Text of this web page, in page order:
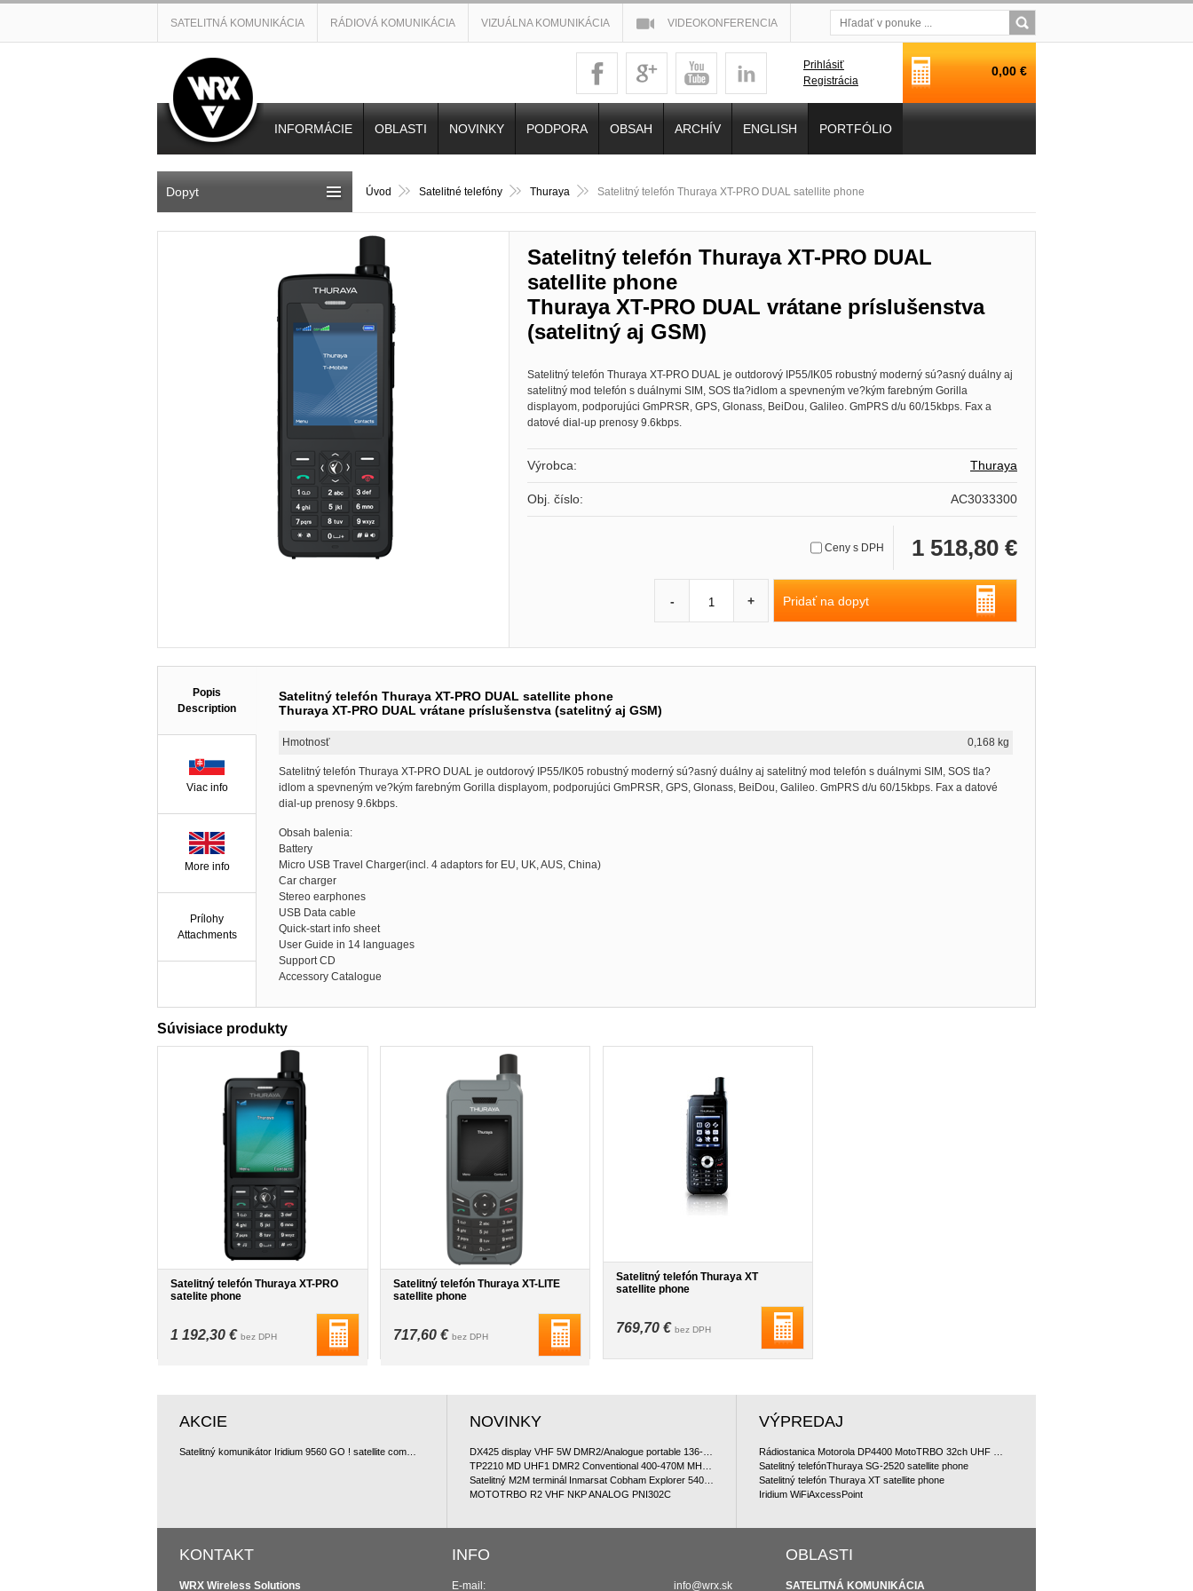
SATELITNÁ KOMUNIKÁCIA RÁDIOVÁ KOMUNIKÁCIA VIZUÁLNA KOMUNIKÁCIA VIDEOKONFERENCIA
Prihlásiť
Registrácia
0,00 €
Úvod Satelitné telefóny Thuraya Satelitný telefón Thuraya XT-PRO DUAL satellite phone
Satelitný telefón Thuraya XT-PRO DUAL
satellite phone
Thuraya XT-PRO DUAL vrátane príslušenstva
(satelitný aj GSM)
Satelitný telefón Thuraya XT-PRO DUAL je outdorový IP55/IK05 robustný moderný sú?asný duálny aj
satelitný mod telefón s duálnymi SIM, SOS tla?idlom a spevneným ve?kým farebným Gorilla
displayom, podporujúci GmPRSR, GPS, Glonass, BeiDou, Galileo. GmPRS d/u 60/15kbps. Fax a
datové dial-up prenosy 9.6kbps.
Výrobca: Thuraya
Obj. číslo: AC3033300
Ceny s DPH 1 518,80 €
Pridať na dopyt
- +
Popis
Description
Viac info
More info
Prílohy
Attachments
Satelitný telefón Thuraya XT-PRO DUAL satellite phone
Thuraya XT-PRO DUAL vrátane príslušenstva (satelitný aj GSM)
Hmotnosť 0,168 kg
Satelitný telefón Thuraya XT-PRO DUAL je outdorový IP55/IK05 robustný moderný sú?asný duálny aj satelitný mod telefón s duálnymi SIM, SOS tla?
idlom a spevneným ve?kým farebným Gorilla displayom, podporujúci GmPRSR, GPS, Glonass, BeiDou, Galileo. GmPRS d/u 60/15kbps. Fax a datové
dial-up prenosy 9.6kbps.
Obsah balenia:
Battery
Micro USB Travel Charger(incl. 4 adaptors for EU, UK, AUS, China)
Car charger
Stereo earphones
USB Data cable
Quick-start info sheet
User Guide in 14 languages
Support CD
Accessory Catalogue
Súvisiace produkty
Satelitný telefón Thuraya XT-PRO
satelite phone
1 192,30 € bez DPH
Satelitný telefón Thuraya XT-LITE
satellite phone
717,60 € bez DPH
Satelitný telefón Thuraya XT
satellite phone
769,70 € bez DPH
Dopyt
INFORMÁCIE OBLASTI NOVINKY PODPORA OBSAH ARCHÍV ENGLISH PORTFÓLIO
AKCIE NOVINKY
DX425 display VHF 5W DMR2/Analogue portable 136-174 MHz
Satelitný M2M terminál Inmarsat Cobham Explorer 540 BGAN & Cellular LTE/3G
MOTOTRBO R2 VHF NKP ANALOG PNI302C
VÝPREDAJ
Satelitný telefónThuraya SG-2520 satellite phone
Satelitný telefón Thuraya XT satellite phone
Iridium WiFiAxcessPoint
KONTAKT
WRX Wireless Solutions
INFO
E-mail: info@wrx.sk
OBLASTI
SATELITNÁ KOMUNIKÁCIA